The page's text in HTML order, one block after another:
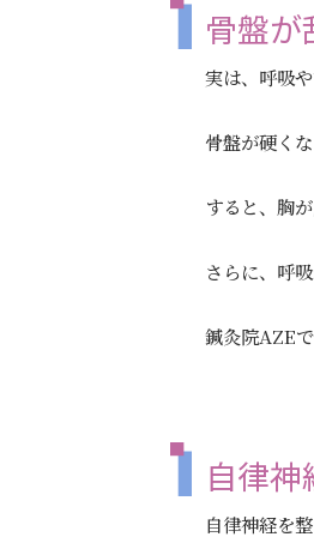
骨盤が
実は、呼吸
骨盤が硬く
すると、胸
さらに、呼
鍼灸院AZE
自律
自律神経を